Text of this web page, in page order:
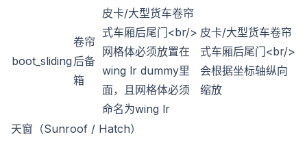
boot_sliding
卷帘
后备
箱
皮卡/大型货车卷帘
式车厢后尾门<br/>
网格体必须放置在
wing lr dummy里
面，且网格体必须
命名为wing lr
皮卡/大型货车卷帘
式车厢后尾门<br/>
会根据坐标轴纵向
缩放
天窗（Sunroof / Hatch）